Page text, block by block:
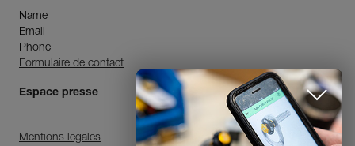
Name
Email
Phone
Formulaire de contact
Espace presse
Mentions légales